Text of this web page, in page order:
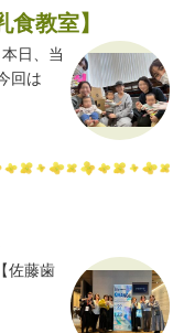
教室】
日、当
回は
佐藤歯